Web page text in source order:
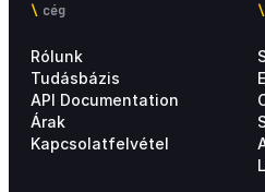
cég
Rólunk
Tudásbázis
API Documentation
Árak
Kapcsolatfelvétel